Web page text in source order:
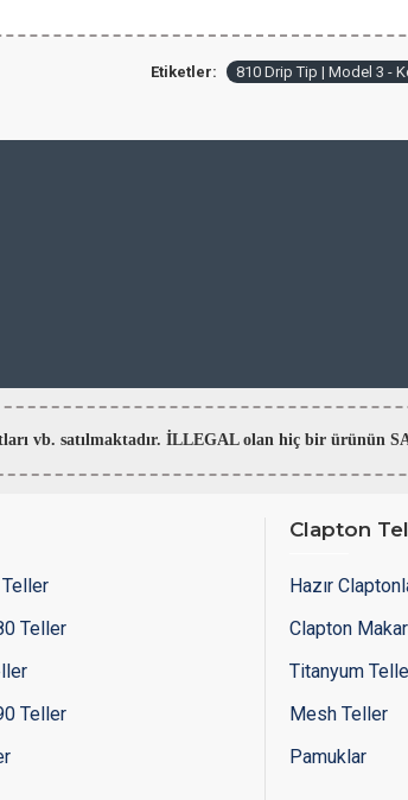
Etiketler: 810 Drip Tip | Model 3 -
vb. satılmaktadır. İLLEGAL olan hiç bir ürünün
Teller
Teller
Clapton
Hazır
Clapton
Titanyum
Mesh Teller
Pamuklar